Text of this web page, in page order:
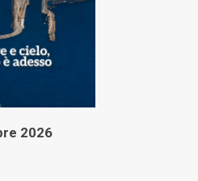
2026